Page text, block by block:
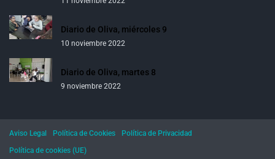
Diario de Oliva, miércoles 9
10 noviembre 2022
Diario de Oliva, martes 8
9 noviembre 2022
Aviso Legal Política de Cookies
Política de Privacidad
Política de cookies (UE)